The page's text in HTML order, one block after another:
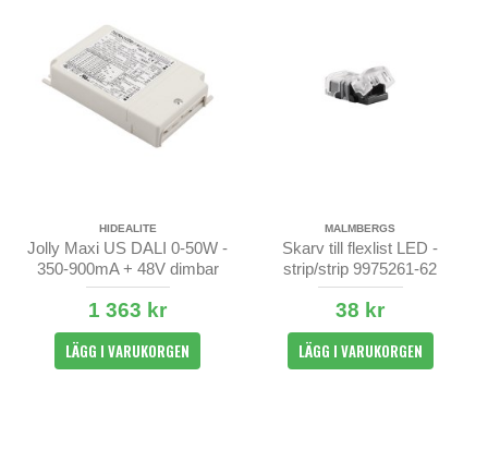
HIDEALITE
Jolly Maxi US DALI 0-50W -
350-900mA + 48V dimbar
1 363 kr
LÄGG I VARUKORGEN
MALMBERGS
Skarv till flexlist LED -
strip/strip 9975261-62
38 kr
LÄGG I VARUKORGEN